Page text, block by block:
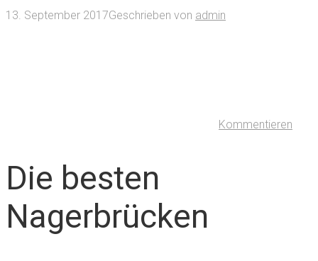
13. September 2017Geschrieben von admin
Kommentieren
Die besten
Nagerbrücken